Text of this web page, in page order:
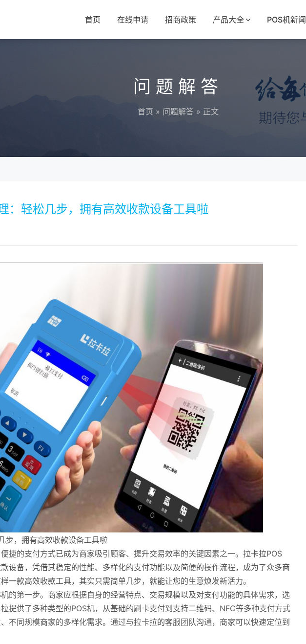
首页 在线申请 招商政策 产品大全 POS机新闻
问题解答
首页 » 问题解答 » 正文
：轻松几步，拥有高效收款设备工具啦
步，拥有高效收款设备工具啦
捷的支付方式已成为商家吸引顾客、提升交易效率的关键因素之一。拉卡拉POS
设备，凭借其稳定的性能、多样化的支付功能以及简便的操作流程，成为了众多商
一款高效收款工具，其实只需简单几步，就能让您的生意焕发新活力。
的第一步。商家应根据自身的经营特点、交易规模以及对支付功能的具体需求，选
提供了多种类型的POS机，从基础的刷卡支付到支持二维码、NFC等多种支付方式
不同规模商家的多样化需求。通过与拉卡拉的客服团队沟通，商家可以快速定位到